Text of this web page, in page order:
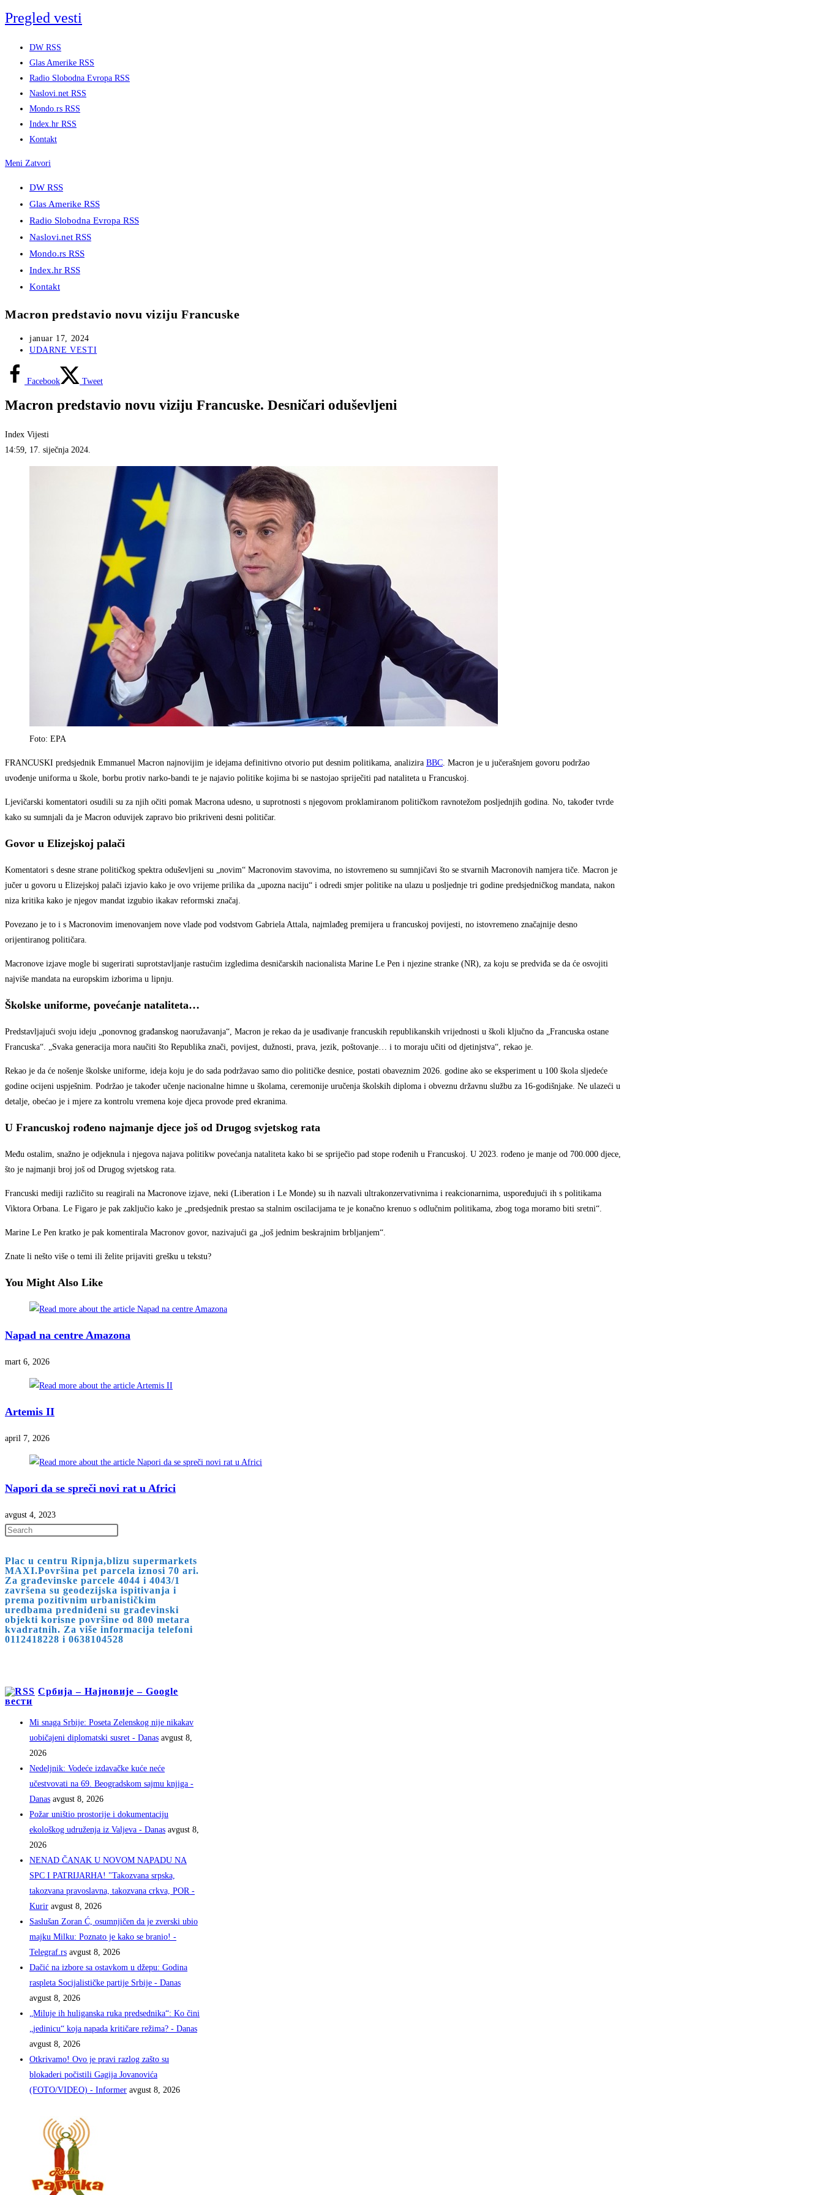
Skip
to
Pregled vesti
DW RSS
Glas Amerike RSS
Radio Slobodna Evropa RSS
Naslovi.net RSS
Mondo.rs RSS
Index.hr RSS
Kontakt
Meni Zatvori
DW RSS
Glas Amerike RSS
Radio Slobodna Evropa RSS
Naslovi.net RSS
Mondo.rs RSS
Index.hr RSS
Kontakt
Macron predstavio novu viziju Francuske
Post
published:
januar 17, 2024
Post
UDARNE VESTI
Facebook Tweet
Macron predstavio novu viziju Francuske. Desničari oduševljeni
Index Vijesti
14:59, 17. siječnja 2024.
Foto: EPA
FRANCUSKI predsjednik Emmanuel Macron najnovijim je idejama definitivno otvorio put desnim politikama, analizira BBC. Macron je u jučerašnjem govoru podržao
uvođenje uniforma u škole, borbu protiv narko-bandi te je najavio politike kojima bi se nastojao spriječiti pad nataliteta u Francuskoj.
Ljevičarski komentatori osudili su za njih očiti pomak Macrona udesno, u suprotnosti s njegovom proklamiranom političkom ravnotežom posljednjih godina. No, također tvrde
kako su sumnjali da je Macron oduvijek zapravo bio prikriveni desni političar.
Govor u Elizejskoj palači
Komentatori s desne strane političkog spektra oduševljeni su „novim“ Macronovim stavovima, no istovremeno su sumnjičavi što se stvarnih Macronovih namjera tiče. Macron je
jučer u govoru u Elizejskoj palači izjavio kako je ovo vrijeme prilika da „upozna naciju“ i odredi smjer politike na ulazu u posljednje tri godine predsjedničkog mandata, nakon
niza kritika kako je njegov mandat izgubio ikakav reformski značaj.
Povezano je to i s Macronovim imenovanjem nove vlade pod vodstvom Gabriela Attala, najmlađeg premijera u francuskoj povijesti, no istovremeno značajnije desno
orijentiranog političara.
Macronove izjave mogle bi sugerirati suprotstavljanje rastućim izgledima desničarskih nacionalista Marine Le Pen i njezine stranke (NR), za koju se predviđa se da će osvojiti
najviše mandata na europskim izborima u lipnju.
Školske uniforme, povećanje nataliteta…
Predstavljajući svoju ideju „ponovnog građanskog naoružavanja“, Macron je rekao da je usađivanje francuskih republikanskih vrijednosti u školi ključno da „Francuska ostane
Francuska“. „Svaka generacija mora naučiti što Republika znači, povijest, dužnosti, prava, jezik, poštovanje… i to moraju učiti od djetinjstva“, rekao je.
Rekao je da će nošenje školske uniforme, ideja koju je do sada podržavao samo dio političke desnice, postati obaveznim 2026. godine ako se eksperiment u 100 škola sljedeće
godine ocijeni uspješnim. Podržao je također učenje nacionalne himne u školama, ceremonije uručenja školskih diploma i obveznu državnu službu za 16-godišnjake. Ne ulazeći u
detalje, obećao je i mjere za kontrolu vremena koje djeca provode pred ekranima.
U Francuskoj rođeno najmanje djece još od Drugog svjetskog rata
Među ostalim, snažno je odjeknula i njegova najava politikw povećanja nataliteta kako bi se spriječio pad stope rođenih u Francuskoj. U 2023. rođeno je manje od 700.000 djece,
što je najmanji broj još od Drugog svjetskog rata.
Francuski mediji različito su reagirali na Macronove izjave, neki (Liberation i Le Monde) su ih nazvali ultrakonzervativnima i reakcionarnima, uspoređujući ih s politikama
Viktora Orbana. Le Figaro je pak zaključio kako je „predsjednik prestao sa stalnim oscilacijama te je konačno krenuo s odlučnim politikama, zbog toga moramo biti sretni“.
Marine Le Pen kratko je pak komentirala Macronov govor, nazivajući ga „još jednim beskrajnim brbljanjem“.
Znate li nešto više o temi ili želite prijaviti grešku u tekstu?
You Might Also Like
Napad na centre Amazona
mart 6, 2026
Artemis II
april 7, 2026
Napori da se spreči novi rat u Africi
avgust 4, 2023
to
close
the
search
panel.
Plac u centru Ripnja,blizu supermarkets
MAXI.Površina pet parcela iznosi 70 ari.
Za građevinske parcele 4044 i 4043/1
završena su geodezijska ispitivanja i
prema pozitivnim urbanističkim
uredbama predniđeni su građevinski
objekti korisne površine od 800 metara
kvadratnih. Za više informacija telefoni
0112418228 i 0638104528
Србија – Најновије – Google
вести
Mi snaga Srbije: Poseta Zelenskog nije nikakav
uobičajeni diplomatski susret - Danas avgust 8,
2026
Nedeljnik: Vodeće izdavačke kuće neće
učestvovati na 69. Beogradskom sajmu knjiga -
Danas avgust 8, 2026
Požar uništio prostorije i dokumentaciju
ekološkog udruženja iz Valjeva - Danas avgust 8,
2026
NENAD ČANAK U NOVOM NAPADU NA
SPC I PATRIJARHA! "Takozvana srpska,
takozvana pravoslavna, takozvana crkva, POR -
Kurir avgust 8, 2026
Saslušan Zoran Ć, osumnjičen da je zverski ubio
majku Milku: Poznato je kako se branio! -
Telegraf.rs avgust 8, 2026
Dačić na izbore sa ostavkom u džepu: Godina
raspleta Socijalističke partije Srbije - Danas
avgust 8, 2026
„Miluje ih huliganska ruka predsednika“: Ko čini
„jedinicu“ koja napada kritičare režima? - Danas
avgust 8, 2026
Otkrivamo! Ovo je pravi razlog zašto su
blokaderi počistili Gagija Jovanovića
(FOTO/VIDEO) - Informer avgust 8, 2026